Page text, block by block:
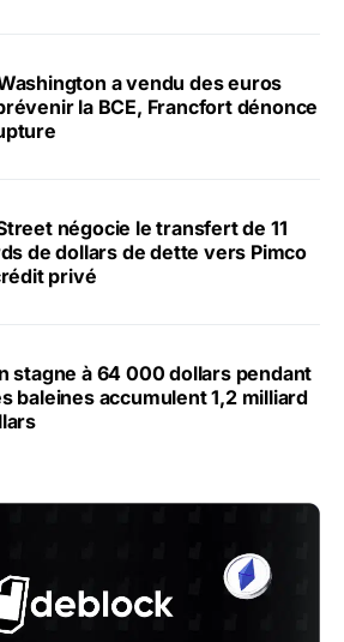
a vendu des euros
la BCE, Francfort dénonce
négocie le transfert de 11
de dollars de dette vers Pimco
privé
stagne à 64 000 dollars pendant
baleines accumulent 1,2 milliard